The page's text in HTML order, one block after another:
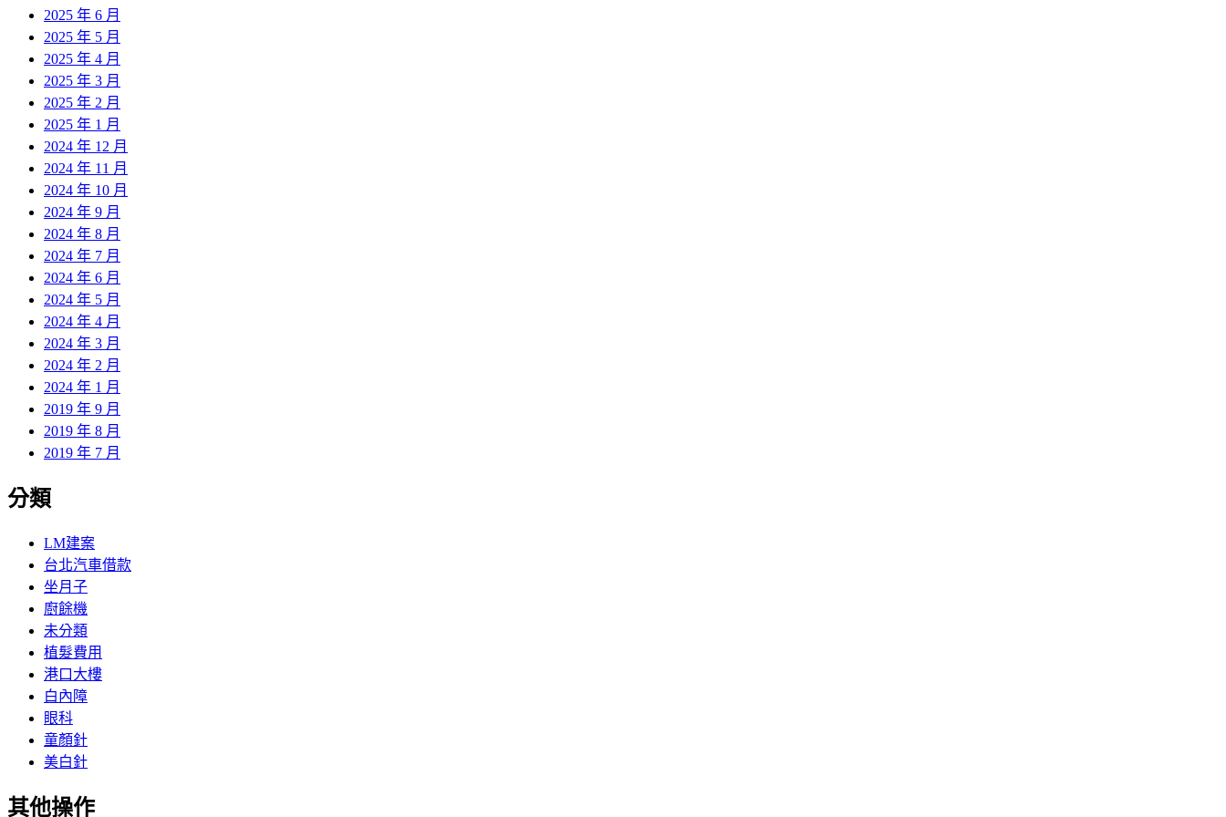
2025 年 6 月
2025 年 5 月
2025 年 4 月
2025 年 3 月
2025 年 2 月
2025 年 1 月
2024 年 12 月
2024 年 11 月
2024 年 10 月
2024 年 9 月
2024 年 8 月
2024 年 7 月
2024 年 6 月
2024 年 5 月
2024 年 4 月
2024 年 3 月
2024 年 2 月
2024 年 1 月
2019 年 9 月
2019 年 8 月
2019 年 7 月
分類
LM建案
台北汽車借款
坐月子
廚餘機
未分類
植髮費用
港口大樓
白內障
眼科
童顏針
美白針
其他操作